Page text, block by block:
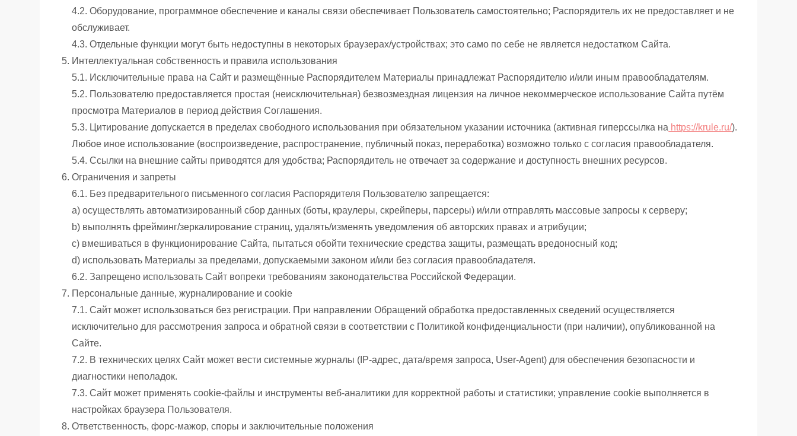
4.2. Оборудование, программное обеспечение и каналы связи обеспечивает Пользователь самостоятельно; Распорядитель их не предоставляет и не
обслуживает.
4.3. Отдельные функции могут быть недоступны в некоторых браузерах/устройствах; это само по себе не является недостатком Сайта.
Интеллектуальная собственность и правила использования
5.1. Исключительные права на Сайт и размещённые Распорядителем Материалы принадлежат Распорядителю и/или иным правообладателям.
5.2. Пользователю предоставляется простая (неисключительная) безвозмездная лицензия на личное некоммерческое использование Сайта путём
просмотра Материалов в период действия Соглашения.
5.3. Цитирование допускается в пределах свободного использования при обязательном указании источника (активная гиперссылка на https://krule.ru/).
Любое иное использование (воспроизведение, распространение, публичный показ, переработка) возможно только с согласия правообладателя.
5.4. Ссылки на внешние сайты приводятся для удобства; Распорядитель не отвечает за содержание и доступность внешних ресурсов.
Ограничения и запреты
6.1. Без предварительного письменного согласия Распорядителя Пользователю запрещается:
a) осуществлять автоматизированный сбор данных (боты, краулеры, скрейперы, парсеры) и/или отправлять массовые запросы к серверу;
b) выполнять фрейминг/зеркалирование страниц, удалять/изменять уведомления об авторских правах и атрибуции;
c) вмешиваться в функционирование Сайта, пытаться обойти технические средства защиты, размещать вредоносный код;
d) использовать Материалы за пределами, допускаемыми законом и/или без согласия правообладателя.
6.2. Запрещено использовать Сайт вопреки требованиям законодательства Российской Федерации.
Персональные данные, журналирование и cookie
7.1. Сайт может использоваться без регистрации. При направлении Обращений обработка предоставленных сведений осуществляется
исключительно для рассмотрения запроса и обратной связи в соответствии с Политикой конфиденциальности (при наличии), опубликованной на
Сайте.
7.2. В технических целях Сайт может вести системные журналы (IP-адрес, дата/время запроса, User-Agent) для обеспечения безопасности и
диагностики неполадок.
7.3. Сайт может применять cookie-файлы и инструменты веб-аналитики для корректной работы и статистики; управление cookie выполняется в
настройках браузера Пользователя.
Ответственность, форс-мажор, споры и заключительные положения